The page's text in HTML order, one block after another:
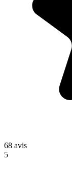
68 avis
5